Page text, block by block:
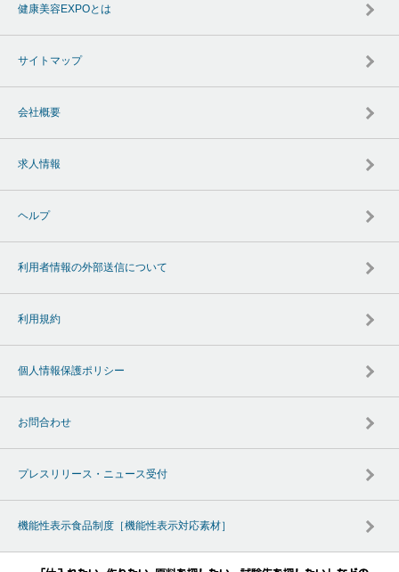
健康美容EXPOとは
サイトマップ
会社概要
求人情報
ヘルプ
利用者情報の外部送信について
利用規約
個人情報保護ポリシー
お問合わせ
プレスリリース・ニュース受付
機能性表示食品制度［機能性表示対応素材］